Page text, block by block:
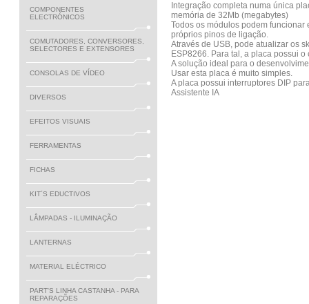
COMPONENTES
ELECTRÓNICOS
COMUTADORES, CONVERSORES,
SELECTORES E EXTENSORES
CONSOLAS DE VÍDEO
DIVERSOS
EFEITOS VISUAIS
FERRAMENTAS
FICHAS
KIT´S EDUCTIVOS
LÂMPADAS - ILUMINAÇÃO
LANTERNAS
MATERIAL ELÉCTRICO
PART'S LINHA CASTANHA - PARA
REPARAÇÕES
Integração completa numa única
memória de 32Mb (megabytes)
Todos os módulos podem funcionar
próprios pinos de ligação.
Através de USB, pode atualizar os
ESP8266. Para tal, a placa possui
A solução ideal para o
Usar esta placa é muito simples.
A placa possui interruptores DIP
Assistente IA